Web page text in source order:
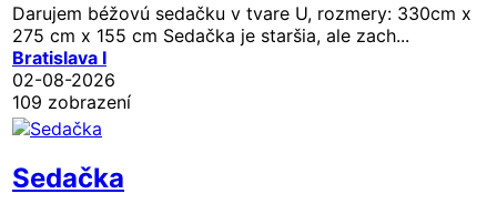
Darujem béžovú sedačku v tvare U, rozmery: 330cm x
275 cm x 155 cm Sedačka je staršia, ale zach...
Bratislava I
02-08-2026
109 zobrazení
Sedačka